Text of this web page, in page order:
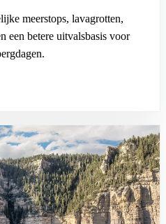
meerstops, lavagrotten,
een betere uitvalsbasis voor